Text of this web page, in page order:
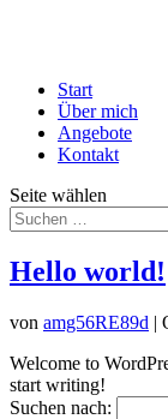
Start
Über mich
Angebote
Kontakt
Seite wählen
Hello world!
von amg56RE89d |
Welcome to
start writing!
Suchen nach: